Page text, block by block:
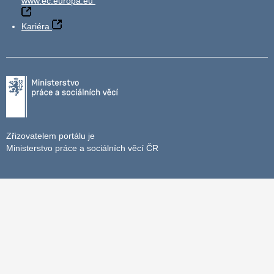
Kariéra
Zřizovatelem portálu je
Ministerstvo práce a sociálních věcí ČR